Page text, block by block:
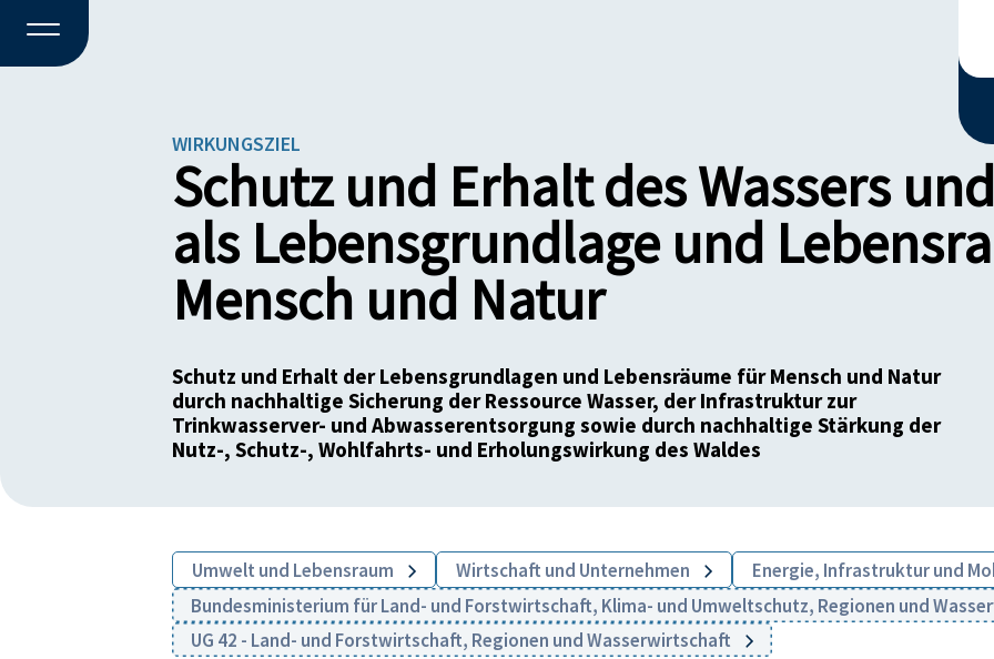
WIRKUNGSZIEL
Schutz und Erhalt des Wassers
als Lebensgrundlage und
Mensch und Natur
Schutz und Erhalt der Lebensgrundlagen und Lebensräume für Mensch und Natur
durch nachhaltige Sicherung der Ressource Wasser, der Infrastruktur zur
Trinkwasserver- und Abwasserentsorgung sowie durch nachhaltige Stärkung der
Nutz-, Schutz-, Wohlfahrts- und Erholungswirkung des Waldes
Umwelt und Lebensraum Wirtschaft und Unternehmen
Energie, Infrastruktur und
Bundesministerium für Land- und Forstwirtschaft, Klima- und Umweltschutz, Regionen und
UG 42 - Land- und Forstwirtschaft, Regionen und Wasserwirtschaft